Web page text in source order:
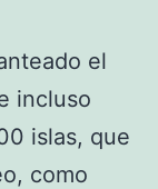
el
incluso
islas, que
como